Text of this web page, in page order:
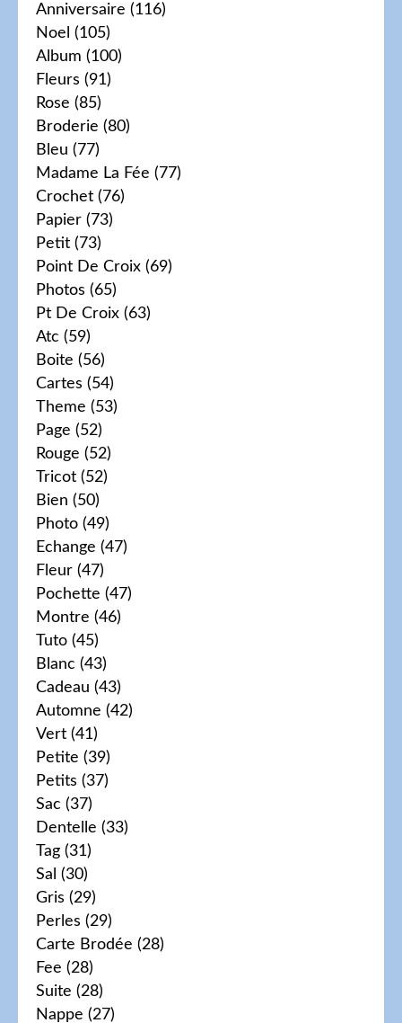
Anniversaire (116)
Noel (105)
Album (100)
Fleurs (91)
Rose (85)
Broderie (80)
Bleu (77)
Madame La Fée (77)
Crochet (76)
Papier (73)
Petit (73)
Point De Croix (69)
Photos (65)
Pt De Croix (63)
Atc (59)
Boite (56)
Cartes (54)
Theme (53)
Page (52)
Rouge (52)
Tricot (52)
Bien (50)
Photo (49)
Echange (47)
Fleur (47)
Pochette (47)
Montre (46)
Tuto (45)
Blanc (43)
Cadeau (43)
Automne (42)
Vert (41)
Petite (39)
Petits (37)
Sac (37)
Dentelle (33)
Tag (31)
Sal (30)
Gris (29)
Perles (29)
Carte Brodée (28)
Fee (28)
Suite (28)
Nappe (27)